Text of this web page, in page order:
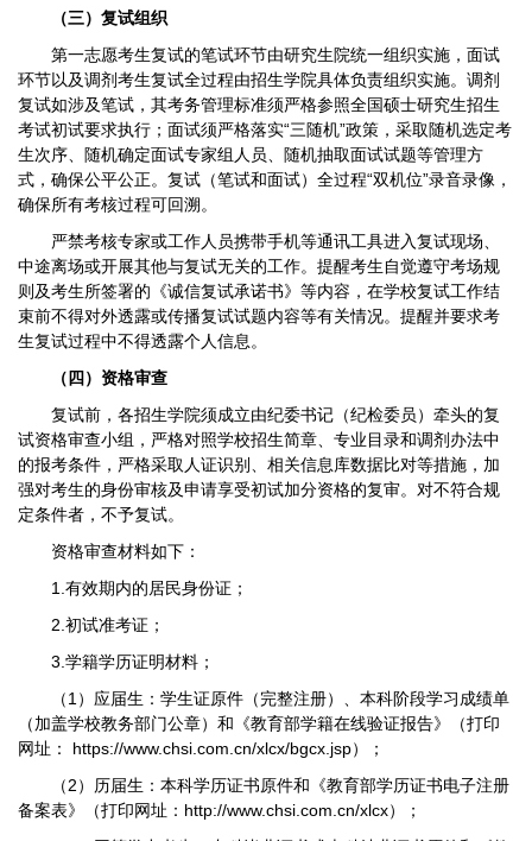
（三）复试组织
第一志愿考生复试的笔试环节由研究生院统一组织实施，面试
环节以及调剂考生复试全过程由招生学院具体负责组织实施。调剂
复试如涉及笔试，其考务管理标准须严格参照全国硕士研究生招生
考试初试要求执行；面试须严格落实“三随机”政策，采取随机选定考
生次序、随机确定面试专家组人员、随机抽取面试试题等管理方
式，确保公平公正。复试（笔试和面试）全过程“双机位”录音录像，
确保所有考核过程可回溯。
严禁考核专家或工作人员携带手机等通讯工具进入复试现场、
中途离场或开展其他与复试无关的工作。提醒考生自觉遵守考场规
则及考生所签署的《诚信复试承诺书》等内容，在学校复试工作结
束前不得对外透露或传播复试试题内容等有关情况。提醒并要求考
生复试过程中不得透露个人信息。
（四）资格审查
复试前，各招生学院须成立由纪委书记（纪检委员）牵头的复
试资格审查小组，严格对照学校招生简章、专业目录和调剂办法中
的报考条件，严格采取人证识别、相关信息库数据比对等措施，加
强对考生的身份审核及申请享受初试加分资格的复审。对不符合规
定条件者，不予复试。
资格审查材料如下：
1.有效期内的居民身份证；
2.初试准考证；
3.学籍学历证明材料；
（1）应届生：学生证原件（完整注册）、本科阶段学习成绩单
（加盖学校教务部门公章）和《教育部学籍在线验证报告》（打印
网址： https://www.chsi.com.cn/xlcx/bgcx.jsp）；
（2）历届生：本科学历证书原件和《教育部学历证书电子注册
备案表》（打印网址：http://www.chsi.com.cn/xlcx）；